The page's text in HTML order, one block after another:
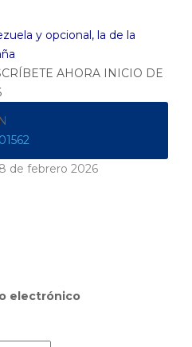
y opcional, la de la
AHORA INICIO DE
de febrero 2026
electrónico